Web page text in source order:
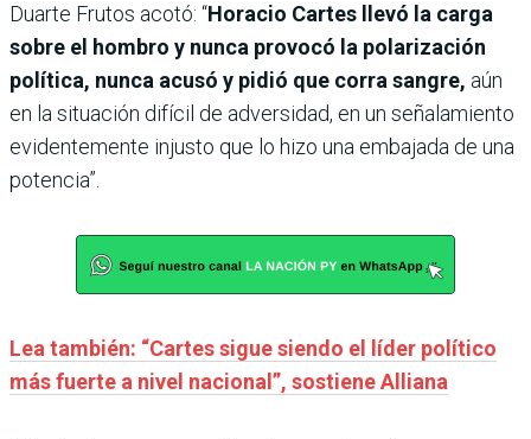
Duarte Frutos acotó: “Horacio Cartes llevó la carga
sobre el hombro y nunca provocó la polarización
política, nunca acusó y pidió que corra sangre, aún
en la situación difícil de adversidad, en un señalamiento
evidentemente injusto que lo hizo una embajada de una
potencia”.
Lea también: “Cartes sigue siendo el líder político
más fuerte a nivel nacional”, sostiene Alliana